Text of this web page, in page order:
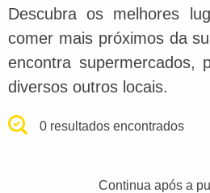
Descubra os melhores
comer mais próximos da
encontra supermercados,
diversos outros locais.
0 resultados encontrados
Continua após a